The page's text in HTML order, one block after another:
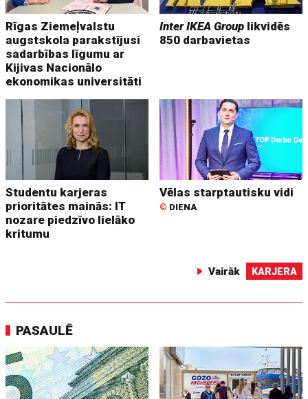
Rīgas Ziemeļvalstu
augstskola parakstījusi
sadarbības līgumu ar
Kijivas Nacionālo
ekonomikas universitāti
Inter IKEA Group likvidēs
850 darbavietas
Studentu karjeras
prioritātes mainās: IT
nozare piedzīvo lielāko
kritumu
Vēlas starptautisku vidi
© DIENA
Vairāk KARJERA
PASAULĒ